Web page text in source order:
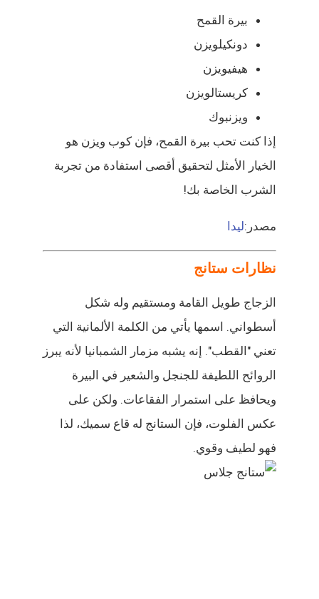
بيرة القمح
دونكيلويزن
هيفيويزن
كريستالويزن
ويزنبوك
إذا كنت تحب بيرة القمح، فإن كوب ويزن هو
الخيار الأمثل لتحقيق أقصى استفادة من تجربة
الشرب الخاصة بك!
مصدر:ليدا
نظارات ستانج
الزجاج طويل القامة ومستقيم وله شكل
أسطواني. اسمها يأتي من الكلمة الألمانية التي
تعني "القطب". إنه يشبه مزمار الشمبانيا لأنه يبرز
الروائح اللطيفة للجنجل والشعير في البيرة
ويحافظ على استمرار الفقاعات. ولكن على
عكس الفلوت، فإن الستانج له قاع سميك، لذا
فهو لطيف وقوي.